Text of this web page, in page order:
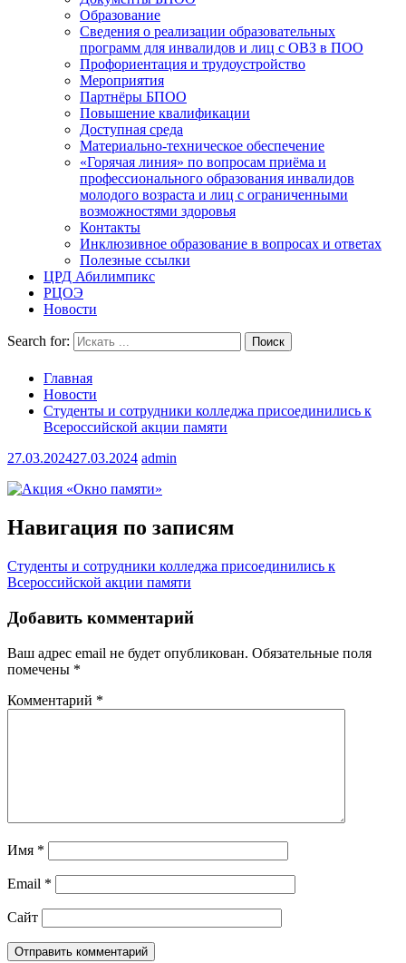
Образование
Сведения о реализации образовательных
программ для инвалидов и лиц с ОВЗ в ПОО
Профориентация и трудоустройство
Мероприятия
Партнёры БПОО
Повышение квалификации
Доступная среда
Материально-техническое обеспечение
«Горячая линия» по вопросам приёма и
профессионального образования инвалидов
молодого возраста и лиц с ограниченными
возможностями здоровья
Контакты
Инклюзивное образование в вопросах и ответах
Полезные ссылки
ЦРД Абилимпикс
РЦОЭ
Новости
Search for:
Главная
Новости
Студенты и сотрудники колледжа присоединились к
Всероссийской акции памяти
27.03.202427.03.2024 admin
Навигация по записям
Студенты и сотрудники колледжа присоединились к
Всероссийской акции памяти
Добавить комментарий
Ваш адрес email не будет опубликован. Обязательные поля
помечены *
Комментарий *
Имя *
Email *
Сайт